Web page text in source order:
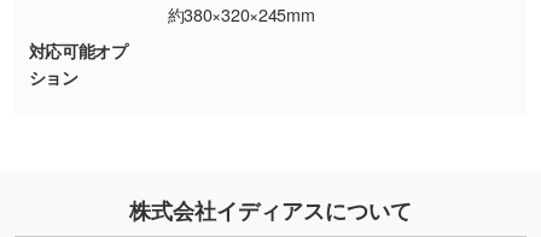
印刷したいデータが印刷範囲よりも小さい場
合、シンプルな色・柄の背景であれば拡張が可
能です。→
いたします。配置のご相談にも応じています。
約380×320×245mm
対応可能オプ
ション
株式会社イディアスについて